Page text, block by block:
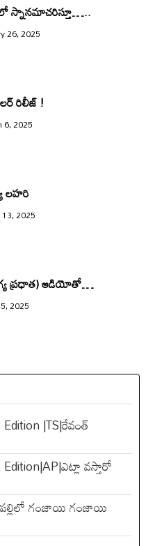
స్నాన‌మాచరిస్తూ…..
26, 2025
రిలీజ్ !
6, 2025
లహరి
2025
ప్ర‌ధాత‌) ఆడియోతో…
2025
|TS|రేవంత్​
వస్తారో
గంజాయి గంజాయి